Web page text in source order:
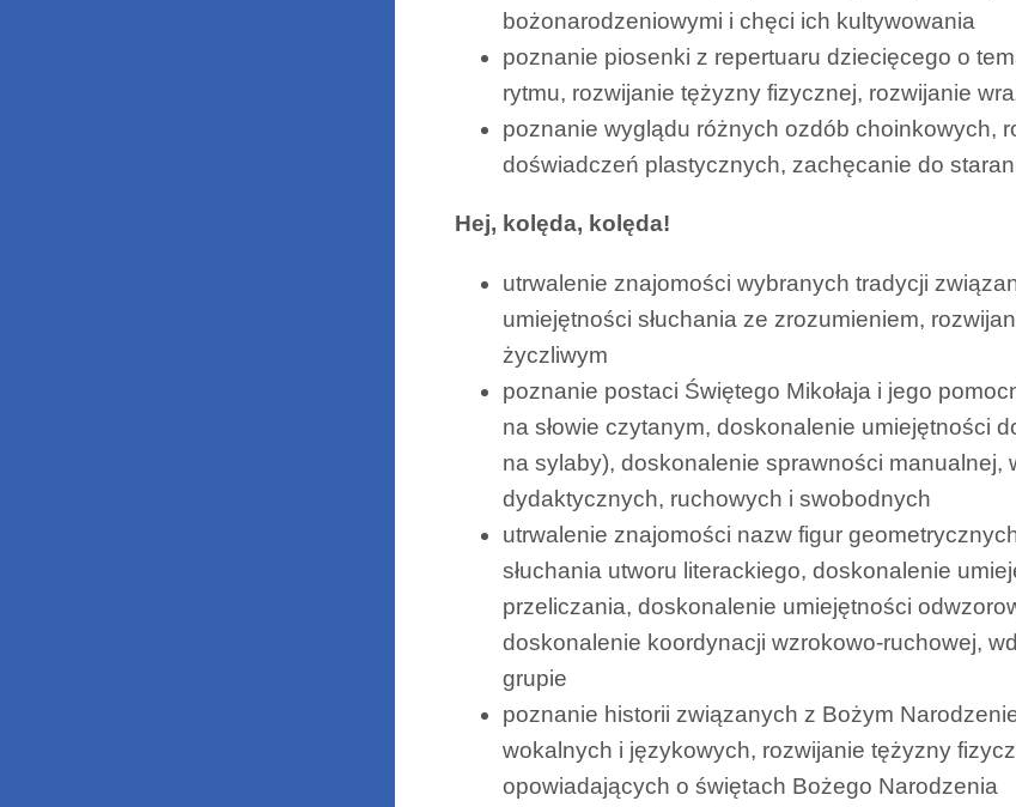
bożonarodzeniowymi i chęci ich kultywowania
poznanie piosenki z repertuaru dziecięcego o
rytmu, rozwijanie tężyzny fizycznej, rozwijanie
poznanie wyglądu różnych ozdób choinkowych,
doświadczeń plastycznych, zachęcanie do
Hej, kolęda, kolęda!
utrwalenie znajomości wybranych tradycji
umiejętności słuchania ze zrozumieniem,
życzliwym
poznanie postaci Świętego Mikołaja i jego
na słowie czytanym, doskonalenie umiejętności
na sylaby), doskonalenie sprawności manualnej,
dydaktycznych, ruchowych i swobodnych
utrwalenie znajomości nazw figur
słuchania utworu literackiego, doskonalenie
przeliczania, doskonalenie umiejętności
doskonalenie koordynacji wzrokowo-ruchowej,
grupie
poznanie historii związanych z Bożym
wokalnych i językowych, rozwijanie tężyzny
opowiadających o świętach Bożego Narodzenia